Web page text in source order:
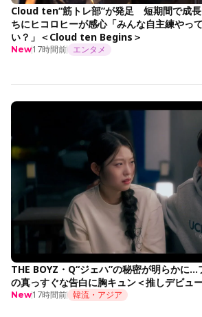
Cloud ten“筋トレ部”が発足 短期間で成長
ちにヒコロヒーが感心「みんな自主練やっ
い？」＜Cloud ten Begins＞
New17時間前 エンタメ
THE BOYZ・Q“ジェハ”の秘密が明らかに…
の真っすぐな告白に胸キュン＜推しデビュ
New17時間前 韓流・アジア